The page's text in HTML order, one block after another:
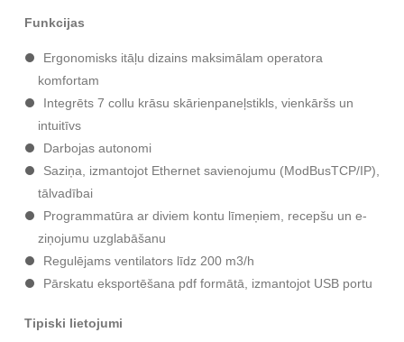
Funkcijas
Ergonomisks itāļu dizains maksimālam operatora
komfortam
Integrēts 7 collu krāsu skārienpaneļstikls, vienkāršs un
intuitīvs
Darbojas autonomi
Saziņa, izmantojot Ethernet savienojumu (ModBusTCP/IP),
tālvadībai
Programmatūra ar diviem kontu līmeņiem, recepšu un e-
ziņojumu uzglabāšanu
Regulējams ventilators līdz 200 m3/h
Pārskatu eksportēšana pdf formātā, izmantojot USB portu
Tipiski lietojumi